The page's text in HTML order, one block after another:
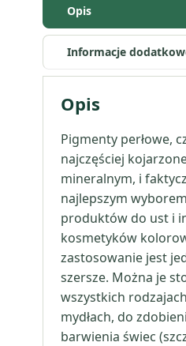
Opis
Informacje
Opis
Pigmenty perłowe,
najczęściej
mineralnym, i
najlepszym
produktów do ust i
kosmetyków
zastosowanie jest
szersze. Można je
wszystkich
mydłach, do
barwienia świec